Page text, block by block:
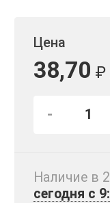
Цена
38,70 ₽
-
Наличие в
сегодня с